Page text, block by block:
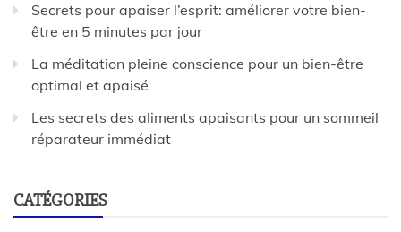
Secrets pour apaiser l’esprit: améliorer votre bien-
être en 5 minutes par jour
La méditation pleine conscience pour un bien-être
optimal et apaisé
Les secrets des aliments apaisants pour un sommeil
réparateur immédiat
CATÉGORIES